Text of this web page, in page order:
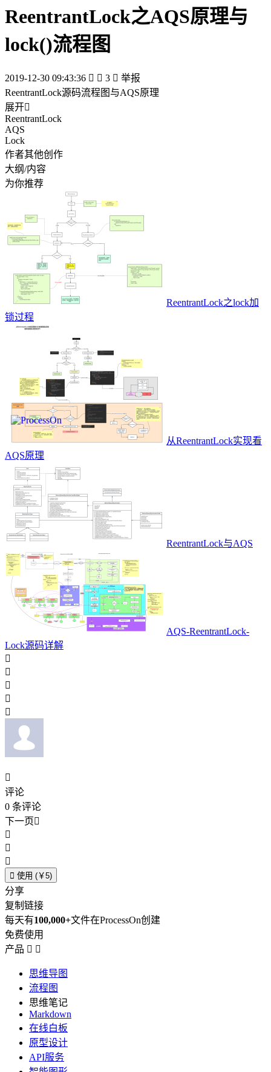
ReentrantLock之AQS原理与
lock()流程图
2019-12-30 09:43:36   3  举报
ReentrantLock源码流程图与AQS原理
展开
ReentrantLock
AQS
Lock
作者其他创作
大纲/内容
为你推荐
ReentrantLock之lock加
锁过程
从ReentrantLock实现看
AQS原理
ReentrantLock与AQS
AQS-ReentrantLock-
Lock源码详解






评论
0 条评论
下一页



 使用 (￥5)
分享
复制链接
每天有100,000+文件在ProcessOn创建
免费使用
产品  
思维导图
流程图
思维笔记
Markdown
在线白板
原型设计
API服务